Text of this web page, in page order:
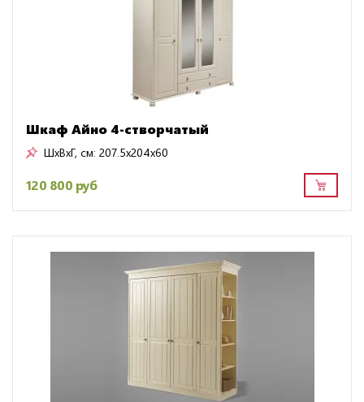
Шкаф Айно 4-створчатый
ШxВxГ, см: 207.5x204x60
120 800 руб